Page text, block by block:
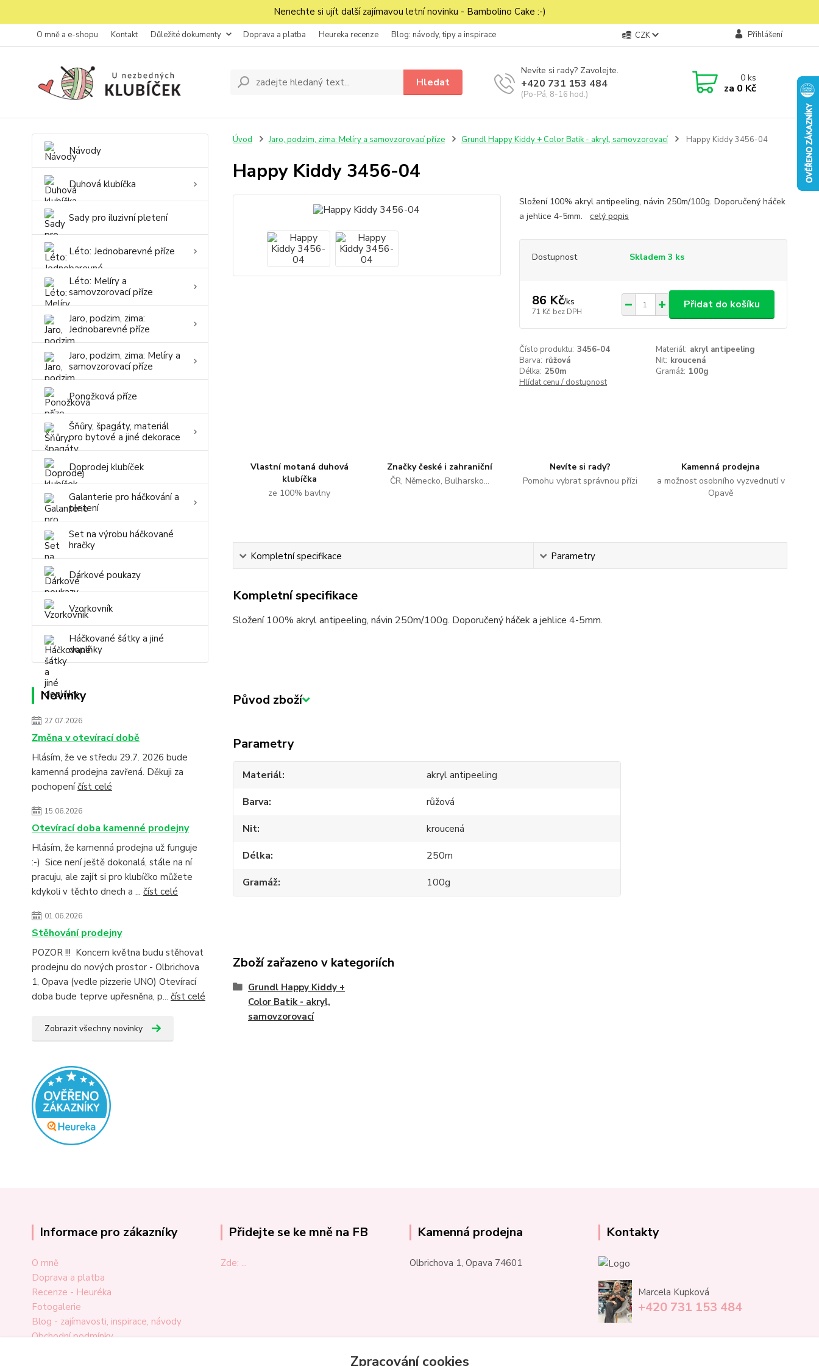
Nenechte si ujít další zajímavou letní novinku - Bambolino Cake :-)
O mně a e-shopu Kontakt Důležité dokumenty Doprava a platba Heureka recenze Blog: návody, tipy a inspirace CZK Přihlášení
Hledat
Nevíte si rady? Zavolejte.
+420 731 153 484
(Po-Pá, 8-16 hod.)
0ks
za 0 Kč
Návody
Duhová klubíčka
Sady pro iluzivní pletení
Léto: Jednobarevné příze
Léto: Melíry a
samovzorovací příze
Jaro, podzim, zima:
Jednobarevné příze
Jaro, podzim, zima: Melíry a
samovzorovací příze
Ponožková příze
Šňůry, špagáty, materiál
pro bytové a jiné dekorace
Doprodej klubíček
Galanterie pro háčkování a
pletení
Set na výrobu háčkované
hračky
Dárkové poukazy
Vzorkovník
Háčkované šátky a jiné
doplňky
Novinky
27.07.2026
Změna v otevírací době
Hlásím, že ve středu 29.7. 2026 bude
kamenná prodejna zavřená. Děkuji za
pochopeníčíst celé
15.06.2026
Otevírací doba kamenné prodejny
Hlásím, že kamenná prodejna už funguje
:-) Sice není ještě dokonalá, stále na ní
pracuju, ale zajít si pro klubíčko můžete
kdykoli v těchto dnech a ... číst celé
01.06.2026
Stěhování prodejny
POZOR !!! Koncem května budu stěhovat
prodejnu do nových prostor - Olbrichova
1, Opava (vedle pizzerie UNO) Otevírací
doba bude teprve upřesněna, p... číst celé
Zobrazit všechny novinky
Úvod Jaro, podzim, zima: Melíry a samovzorovací příze Grundl Happy Kiddy + Color Batik - akryl, samovzorovací Happy Kiddy 3456-04
Happy Kiddy 3456-04
Složení 100% akryl antipeeling, návin 250m/100g. Doporučený háček
a jehlice 4-5mm. celý popis
Dostupnost Skladem 3 ks
86 Kč/ks
71 Kč bez DPH
Přidat do košíku
Číslo produktu: 3456-04 Materiál: akryl antipeeling
Barva: růžová Nit: kroucená
Délka: 250m Gramáž: 100g
Hlídat cenu / dostupnost
Vlastní motaná duhová
klubíčka
ze 100% bavlny
Značky české i zahraniční
ČR, Německo, Bulharsko...
Nevíte si rady?
Pomohu vybrat správnou přízi
Kamenná prodejna
a možnost osobního vyzvednutí v
Opavě
Kompletní specifikace Parametry
Kompletní specifikace
Složení 100% akryl antipeeling, návin 250m/100g. Doporučený háček a jehlice 4-5mm.
Původ zboží
Parametry
Materiál
akryl antipeeling
Barva
růžová
Nit
kroucená
Délka
250m
Gramáž
100g
Zboží zařazeno v kategoriích
Grundl Happy Kiddy +
Color Batik - akryl,
samovzorovací
Informace pro zákazníky
O mně
Doprava a platba
Recenze - Heuréka
Fotogalerie
Blog - zajímavosti, inspirace, návody
Obchodní podmínky
Přidejte se ke mně na FB
Zde: ...
Kamenná prodejna
Olbrichova 1, Opava 74601
Kontakty
Marcela Kupková
+420 731 153 484
Zpracování cookies